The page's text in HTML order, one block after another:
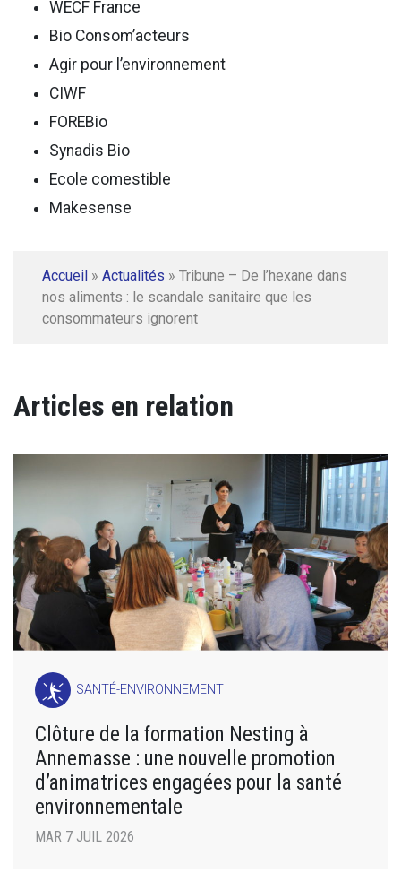
WECF France
Bio Consom’acteurs
Agir pour l’environnement
CIWF
FOREBio
Synadis Bio
Ecole comestible
Makesense
Accueil » Actualités » Tribune – De l’hexane dans
nos aliments : le scandale sanitaire que les
consommateurs ignorent
Articles en relation
SANTÉ-ENVIRONNEMENT
Clôture de la formation Nesting à
Annemasse : une nouvelle promotion
d’animatrices engagées pour la santé
environnementale
MAR 7 JUIL 2026